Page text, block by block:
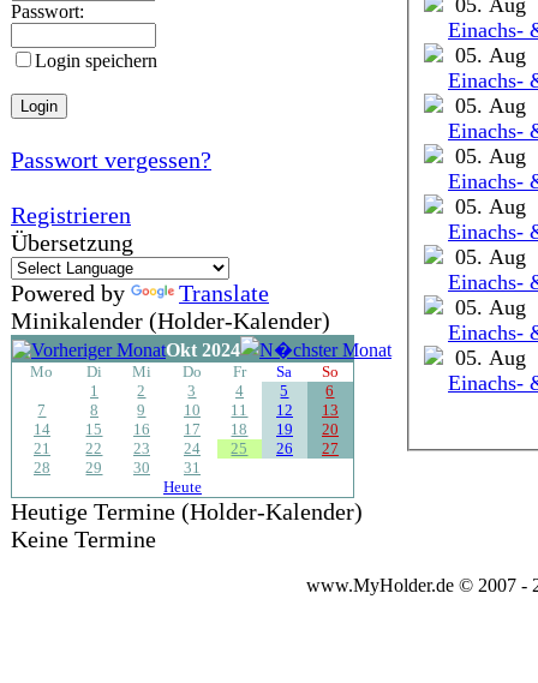
Passwort:
Login speichern
Passwort vergessen?
Registrieren
Übersetzung
Powered by
Translate
Minikalender (Holder-Kalender)
Okt 2024
Mo Di Mi Do Fr Sa
So
1
2 3 4 5
6
7
8 9 10 11 12
13
14
15 16 17 18 19
20
21
22 23 24 25 26
27
28
29 30
31
Heute
Heutige Termine (Holder-Kalender)
Keine Termine
05. Aug
Einachs-
05. Aug
Einachs-
05. Aug
Einachs-
05. Aug
Einachs-
05. Aug
Einachs-
05. Aug
Einachs-
05. Aug
Einachs-
05. Aug
Einachs-
www.MyHolder.de © 2007 -